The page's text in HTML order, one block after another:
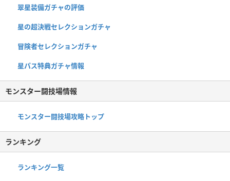
翠星装備ガチャの評価
星の超決戦セレクションガチャ
冒険者セレクションガチャ
星パス特典ガチャ情報
モンスター闘技場情報
モンスター闘技場攻略トップ
ランキング
ランキング一覧